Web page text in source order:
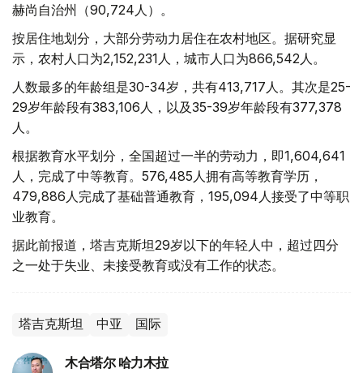
赫尚自治州（90,724人）。
按居住地划分，大部分劳动力居住在农村地区。据研究显
示，农村人口为2,152,231人，城市人口为866,542人。
人数最多的年龄组是30-34岁，共有413,717人。其次是25-
29岁年龄段有383,106人，以及35-39岁年龄段有377,378
人。
根据教育水平划分，全国超过一半的劳动力，即1,604,641
人，完成了中等教育。576,485人拥有高等教育学历，
479,886人完成了基础普通教育，195,094人接受了中等职
业教育。
据此前报道，塔吉克斯坦29岁以下的年轻人中，超过四分
之一处于失业、未接受教育或没有工作的状态。
塔吉克斯坦 中亚 国际
木合塔尔 哈力木拉